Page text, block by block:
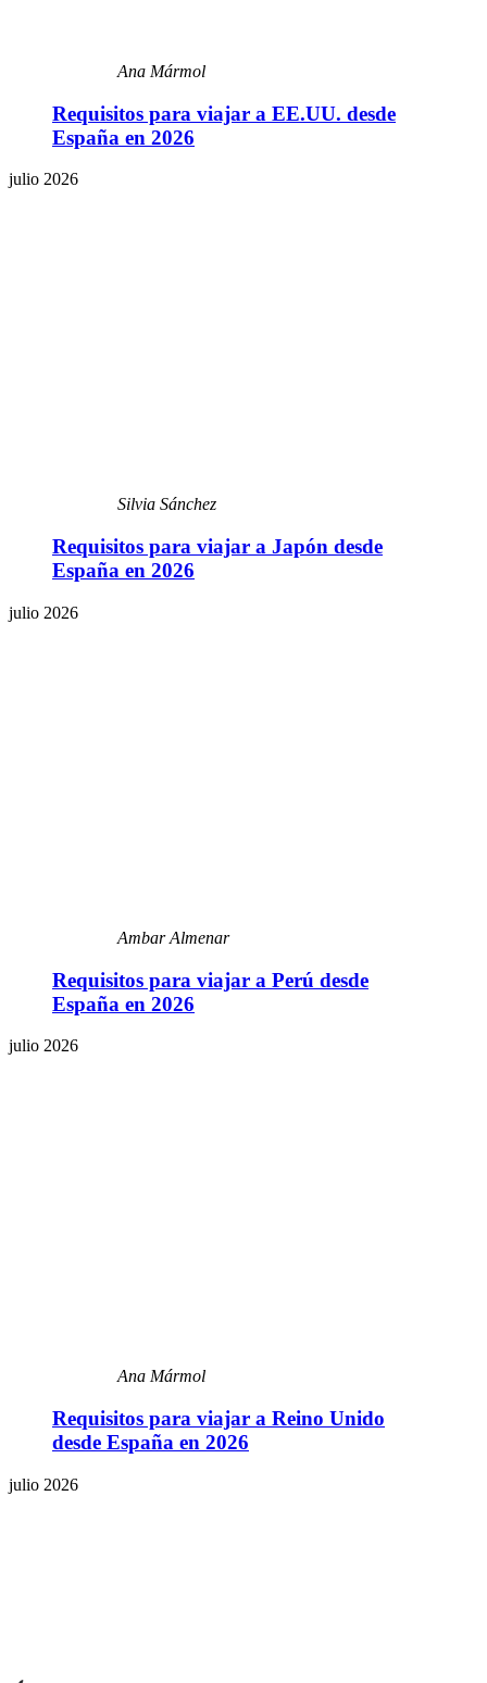
Ana Mármol
Requisitos para viajar a EE.UU. desde
España en 2026
julio 2026
Silvia Sánchez
Requisitos para viajar a Japón desde
España en 2026
julio 2026
Ambar Almenar
Requisitos para viajar a Perú desde
España en 2026
julio 2026
Ana Mármol
Requisitos para viajar a Reino Unido
desde España en 2026
julio 2026